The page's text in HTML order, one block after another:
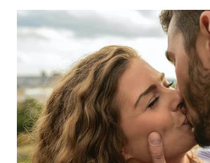
WN
SAMOSIR
PADANG
LAWAS
WN
SUMEDANG